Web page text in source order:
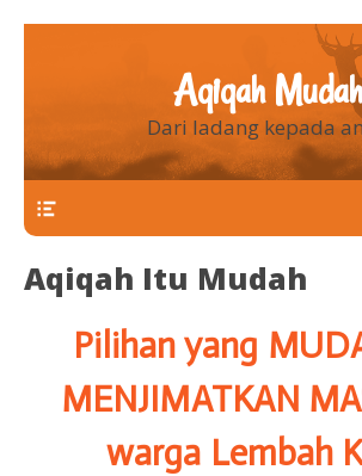
Aqiqah Mudah
Dari ladang kepada
Aqiqah Itu Mudah
Pilihan yang
MENJIMATKAN
warga Lembah